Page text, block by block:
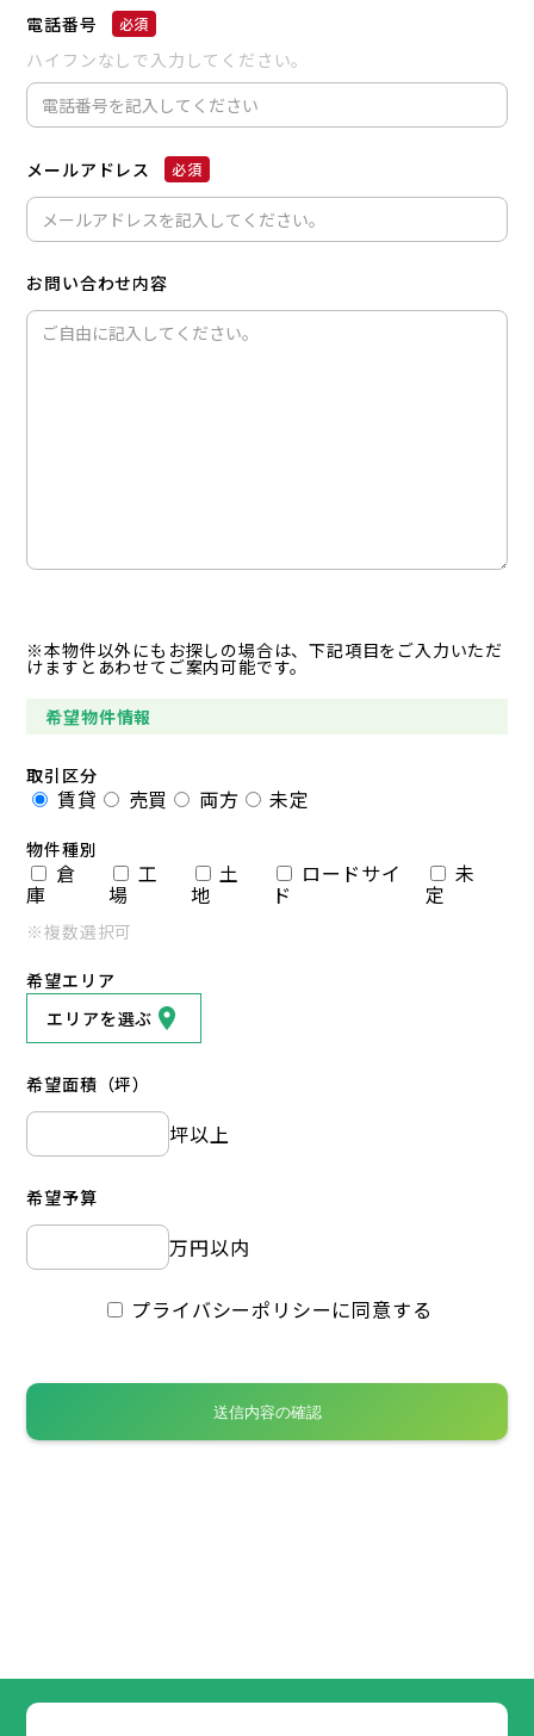
電話番号
ハイフンなしで入力してください。
メールアドレス
お問い合わせ内容
※本物件以外にもお探しの場合は、下記項目をご入力いただ
けますとあわせてご案内可能です。
希望物件情報
取引区分
賃貸 売買 両方 未定
物件種別
倉
庫
工
場
土
地
ロードサイ
ド
未
定
※複数選択可
希望エリア
エリアを選ぶ
希望面積（坪）
坪以上
希望予算
万円以内
プライバシーポリシーに同意する